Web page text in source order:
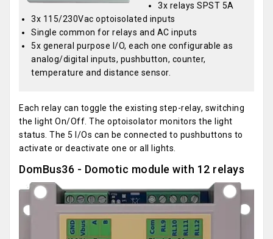
3x relays SPST 5A
3x 115/230Vac optoisolated inputs
Single common for relays and AC inputs
5x general purpose I/O, each one configurable as
analog/digital inputs, pushbutton, counter,
temperature and distance sensor.
Each relay can toggle the existing step-relay, switching
the light On/Off. The optoisolator monitors the light
status. The 5 I/Os can be connected to pushbuttons to
activate or deactivate one or all lights.
DomBus36 - Domotic module with 12 relays